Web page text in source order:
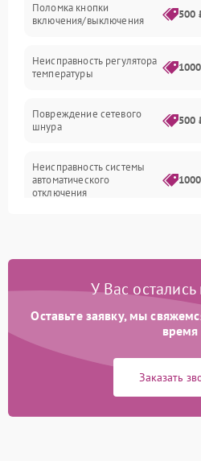
Поломка кнопки
включения/выключения
500
Неисправность регулятора
температуры
Повреждение сетевого
шнура
500
Неисправность системы
автоматического
отключения
Неисправность
500
ионизации (если есть)
Неисправность системы
У Вас
Оставьте заявку, мы
время
Заказать